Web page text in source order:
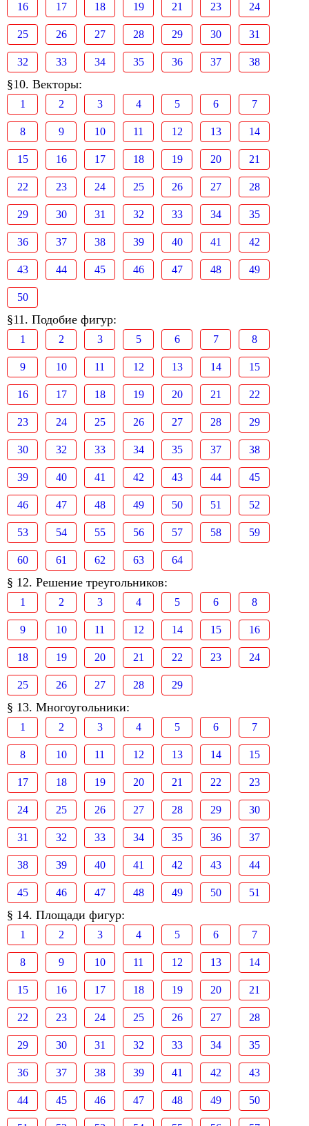
16 17 18 19 21 23 24
25 26 27 28 29 30 31
32 33 34 35 36 37 38
§10. Векторы:
1 2 3 4 5 6 7
8 9 10 11 12 13 14
15 16 17 18 19 20 21
22 23 24 25 26 27 28
29 30 31 32 33 34 35
36 37 38 39 40 41 42
43 44 45 46 47 48 49
50
§11. Подобие фигур:
1 2 3 5 6 7 8
9 10 11 12 13 14 15
16 17 18 19 20 21 22
23 24 25 26 27 28 29
30 32 33 34 35 37 38
39 40 41 42 43 44 45
46 47 48 49 50 51 52
53 54 55 56 57 58 59
60 61 62 63 64
§ 12. Решение треугольников:
1 2 3 4 5 6 8
9 10 11 12 14 15 16
18 19 20 21 22 23 24
25 26 27 28 29
§ 13. Многоугольники:
1 2 3 4 5 6 7
8 10 11 12 13 14 15
17 18 19 20 21 22 23
24 25 26 27 28 29 30
31 32 33 34 35 36 37
38 39 40 41 42 43 44
45 46 47 48 49 50 51
§ 14. Площади фигур:
1 2 3 4 5 6 7
8 9 10 11 12 13 14
15 16 17 18 19 20 21
22 23 24 25 26 27 28
29 30 31 32 33 34 35
36 37 38 39 41 42 43
44 45 46 47 48 49 50